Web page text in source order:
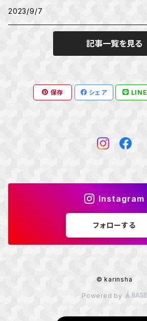
2023/9/7
記事一覧を見る
保存 シェア LINE
Instagram
フォローする
© karinsha
Powered by